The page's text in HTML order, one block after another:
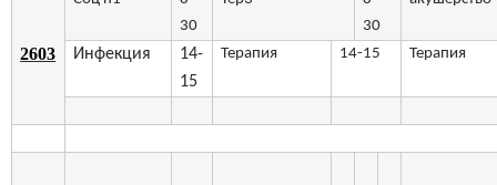
2603
30
30
Инфекция
14-
15
Терапия 14-15 Терапия